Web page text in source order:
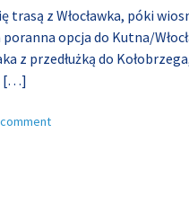
trasą z Włocławka, póki
opcja do Kutna/
z przedłużką do
[…]